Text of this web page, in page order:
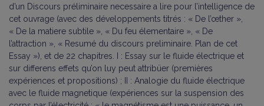
d’un Discours préliminaire necessaire a lire pour l’intelligence de
cet ouvrage (avec des développements titrés : « De l’œther »,
« De la matiere subtile », « Du feu élementaire », « De
l’attraction », « Resumé du discours preliminaire. Plan de cet
Essay »), et de 22 chapitres. I : Essay sur le fluide électrique et
sur differens effets qu’on luy peut attribüer (premières
expériences et propositions) ; II : Analogie du fluide électrique
avec le fluide magnetique (expériences sur la suspension des